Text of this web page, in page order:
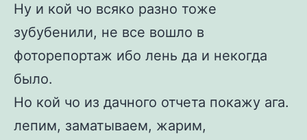
Ну и кой чо всяко разно тоже
зубубенили, не все вошло в
фоторепортаж ибо лень да и некогда
было.
Но кой чо из дачного отчета покажу ага.
лепим, заматываем, жарим,